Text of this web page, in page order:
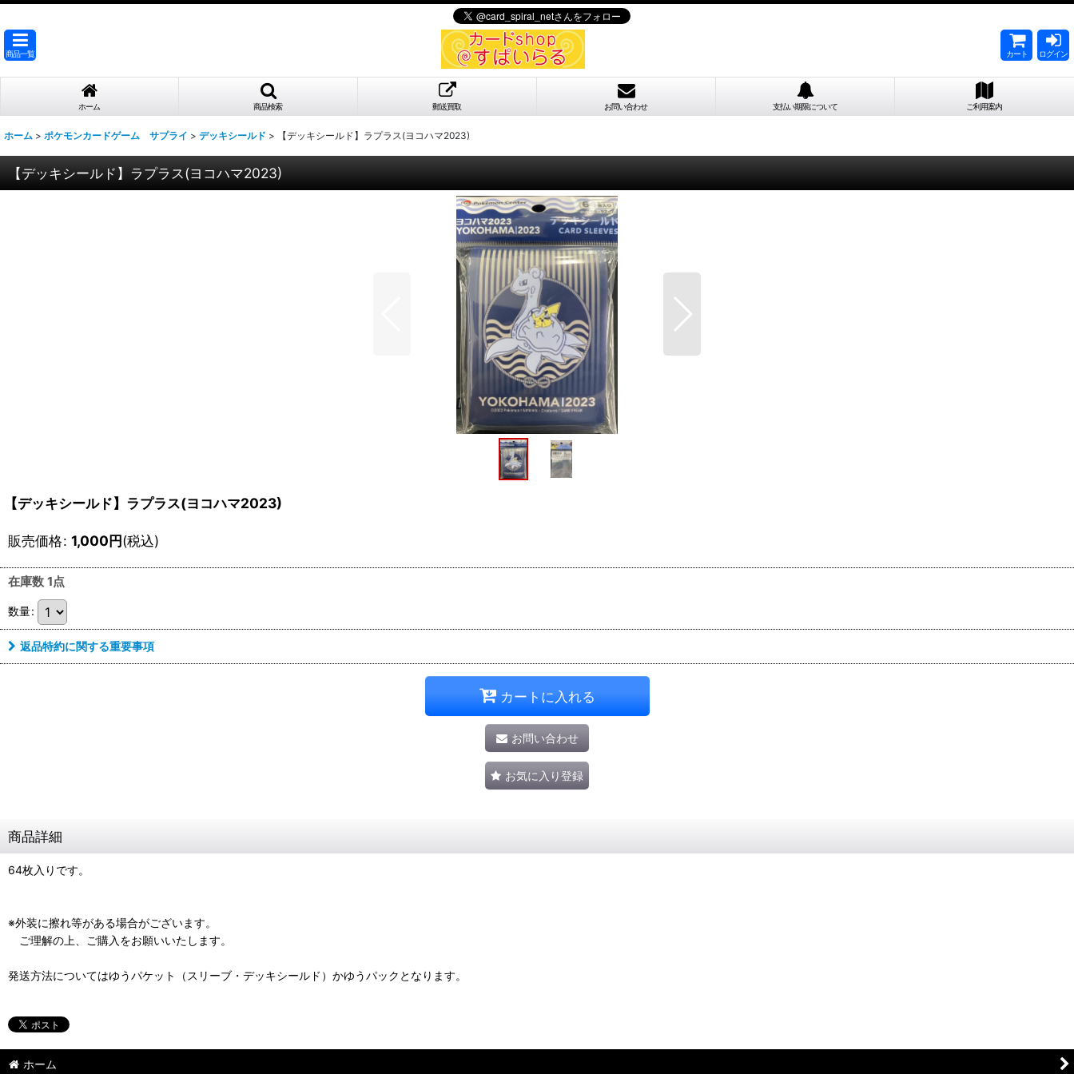
商品一覧 カート ログイン
ホーム 商品検索 郵送買取 お問い合わせ 支払い期限について ご利用案内
ホーム > ポケモンカードゲーム サプライ > デッキシールド > 【デッキシールド】ラプラス(ヨコハマ2023)
【デッキシールド】ラプラス(ヨコハマ2023)
【デッキシールド】ラプラス(ヨコハマ2023)
販売価格: 1,000円(税込)
在庫数 1点
数量:
返品特約に関する重要事項
カートに入れる
お問い合わせ
お気に入り登録
商品詳細
64枚入りです。
※外装に擦れ等がある場合がございます。
ご理解の上、ご購入をお願いいたします。
発送方法についてはゆうパケット（スリーブ・デッキシールド）かゆうパックとなります。
ホーム